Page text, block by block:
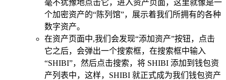
毫不犹豫地点击它，进入资产页面，这里就像是一
个加密资产的“陈列馆”，展示着我们所拥有的各种
数字资产。
在资产页面中,我们会发现“添加资产”按钮，点击
它之后，会弹出一个搜索框，在搜索框中输入
“SHIBI”，然后点击搜索，将 SHIBI 添加到钱包资
产列表中，这样，SHIBI 就正式成为我们钱包资产